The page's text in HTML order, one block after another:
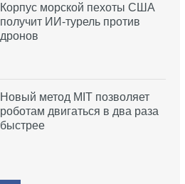
Корпус морской пехоты США
получит ИИ-турель против
дронов
Новый метод MIT позволяет
роботам двигаться в два раза
быстрее